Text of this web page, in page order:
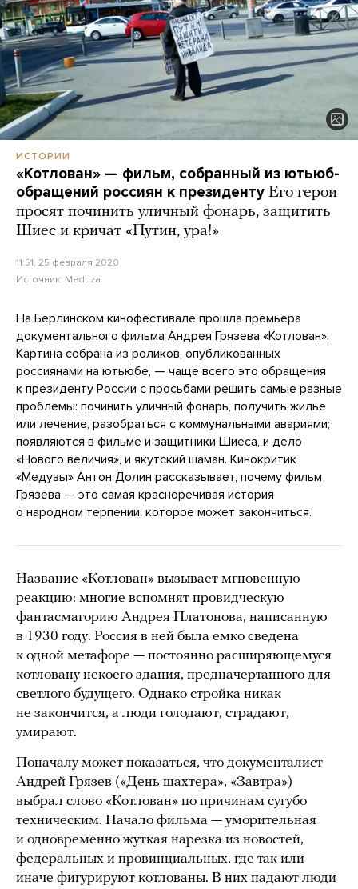
ИСТОРИИ
«Котлован» — фильм, собранный из ютьюб-
обращений россиян к президенту Его герои
просят починить уличный фонарь, защитить
Шиес и кричат «Путин, ура!»
11:51, 25 февраля 2020
Источник: Meduza
На Берлинском кинофестивале прошла премьера
документального фильма Андрея Грязева «Котлован».
Картина собрана из роликов, опубликованных
россиянами на ютьюбе, — чаще всего это обращения
к президенту России с просьбами решить самые разные
проблемы: починить уличный фонарь, получить жилье
или лечение, разобраться с коммунальными авариями;
появляются в фильме и защитники Шиеса, и дело
«Нового величия», и якутский шаман. Кинокритик
«Медузы» Антон Долин рассказывает, почему фильм
Грязева — это самая красноречивая история
о народном терпении, которое может закончиться.
Название «Котлован» вызывает мгновенную
реакцию: многие вспомнят провидческую
фантасмагорию Андрея Платонова, написанную
в 1930 году. Россия в ней была емко сведена
к одной метафоре — постоянно расширяющемуся
котловану некоего здания, предначертанного для
светлого будущего. Однако стройка никак
не закончится, а люди голодают, страдают,
умирают.
Поначалу может показаться, что документалист
Андрей Грязев («День шахтера», «Завтра»)
выбрал слово «Котлован» по причинам сугубо
техническим. Начало фильма — уморительная
и одновременно жуткая нарезка из новостей,
федеральных и провинциальных, где так или
иначе фигурируют котлованы. В них падают люди